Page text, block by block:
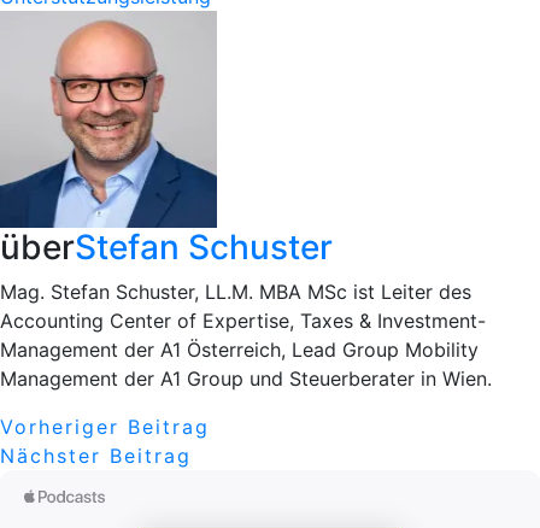
überStefan Schuster
Mag. Stefan Schuster, LL.M. MBA MSc ist Leiter des
Accounting Center of Expertise, Taxes & Investment-
Management der A1 Österreich, Lead Group Mobility
Management der A1 Group und Steuerberater in Wien.
Beitragsnavigation
Vorheriger Beitrag
Nächster Beitrag